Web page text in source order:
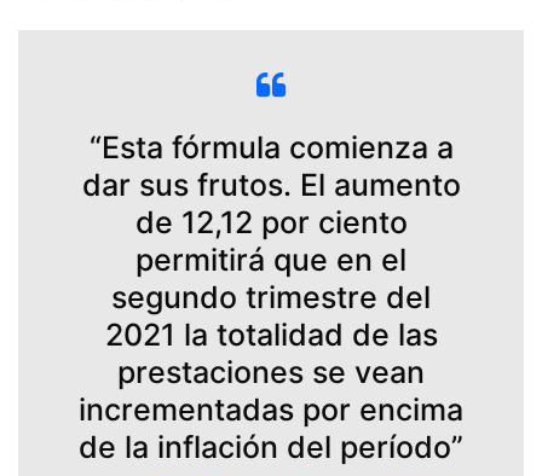
“Esta fórmula comienza a
dar sus frutos. El aumento
de 12,12 por ciento
permitirá que en el
segundo trimestre del
2021 la totalidad de las
prestaciones se vean
incrementadas por encima
de la inflación del período”